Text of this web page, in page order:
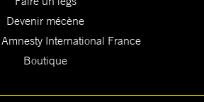
Devenir mécène
International France
Boutique